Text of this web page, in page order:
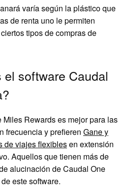
varía según la plástico que
de renta uno le permiten
tipos de compras de
software Caudal
Rewards es mejor para las
frecuencia y prefieren Gane y
de viajes flexiblesen extensión
Aquellos que tienen más de
alucinación de Caudal One
este software.